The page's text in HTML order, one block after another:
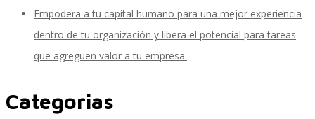
SAP Finanzas Facturación Electronica
SAP Finanzas Mi Banca Solidaria
Empodera a tu capital humano para una mejor experiencia
dentro de tu organización y libera el potencial para tareas
que agreguen valor a tu empresa.
Categorias